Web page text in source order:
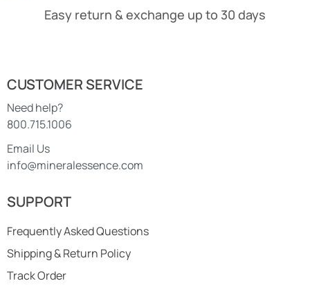
Easy return & exchange up to 30 days
CUSTOMER SERVICE
Need help?
800.715.1006
Email Us
info@mineralessence.com
SUPPORT
Frequently Asked Questions
Shipping & Return Policy
Track Order